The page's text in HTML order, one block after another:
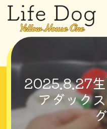
2025.8.27
アダック